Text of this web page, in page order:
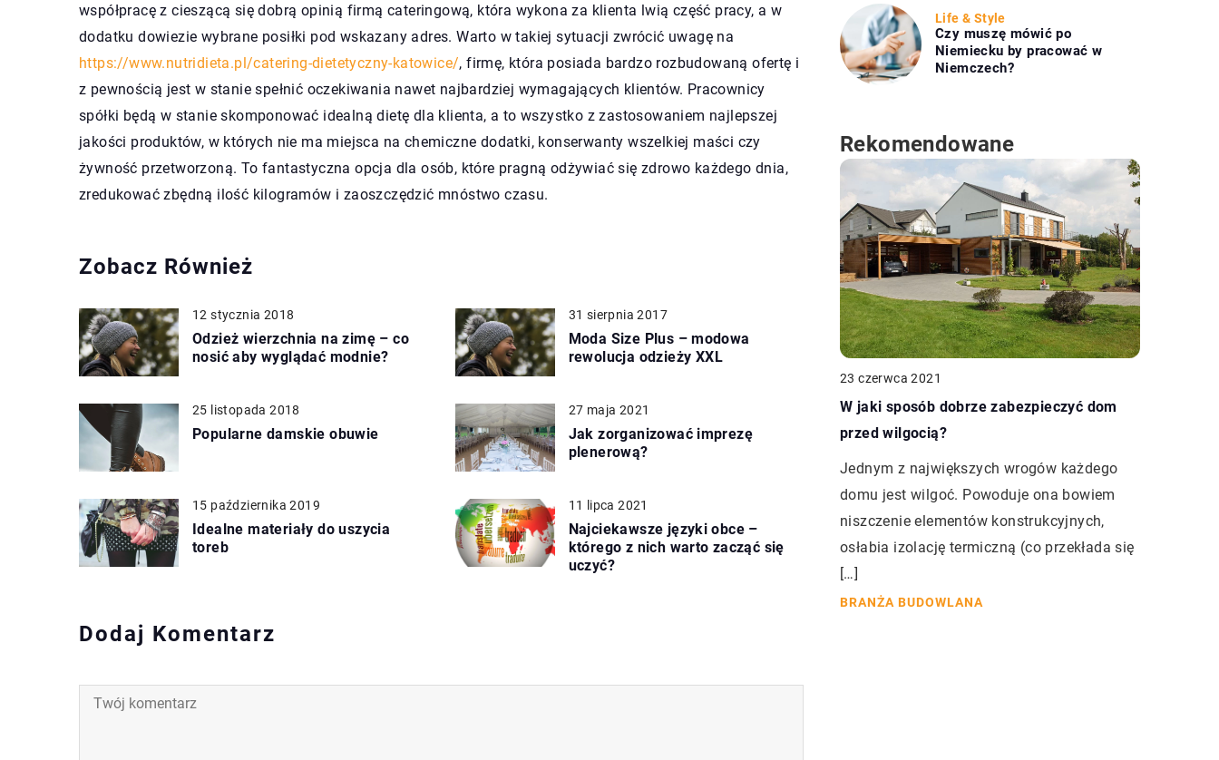
współpracę z cieszącą się dobrą opinią firmą cateringową, która wykona za klienta lwią część pracy, a w
dodatku dowiezie wybrane posiłki pod wskazany adres. Warto w takiej sytuacji zwrócić uwagę na
https://www.nutridieta.pl/catering-dietetyczny-katowice/, firmę, która posiada bardzo rozbudowaną ofertę i
z pewnością jest w stanie spełnić oczekiwania nawet najbardziej wymagających klientów. Pracownicy
spółki będą w stanie skomponować idealną dietę dla klienta, a to wszystko z zastosowaniem najlepszej
jakości produktów, w których nie ma miejsca na chemiczne dodatki, konserwanty wszelkiej maści czy
żywność przetworzoną. To fantastyczna opcja dla osób, które pragną odżywiać się zdrowo każdego dnia,
zredukować zbędną ilość kilogramów i zaoszczędzić mnóstwo czasu.
Zobacz Również
12 stycznia 2018
Odzież wierzchnia na zimę – co
nosić aby wyglądać modnie?
31 sierpnia 2017
Moda Size Plus – modowa
rewolucja odzieży XXL
25 listopada 2018
Popularne damskie obuwie
27 maja 2021
Jak zorganizować imprezę
plenerową?
15 października 2019
Idealne materiały do uszycia
toreb
11 lipca 2021
Najciekawsze języki obce –
którego z nich warto zacząć się
uczyć?
Dodaj Komentarz
Life & Style
Czy muszę mówić po
Niemiecku by pracować w
Niemczech?
Rekomendowane
23 czerwca 2021
W jaki sposób dobrze zabezpieczyć dom
przed wilgocią?
Jednym z największych wrogów każdego
domu jest wilgoć. Powoduje ona bowiem
niszczenie elementów konstrukcyjnych,
osłabia izolację termiczną (co przekłada się
[…]
BRANŻA BUDOWLANA